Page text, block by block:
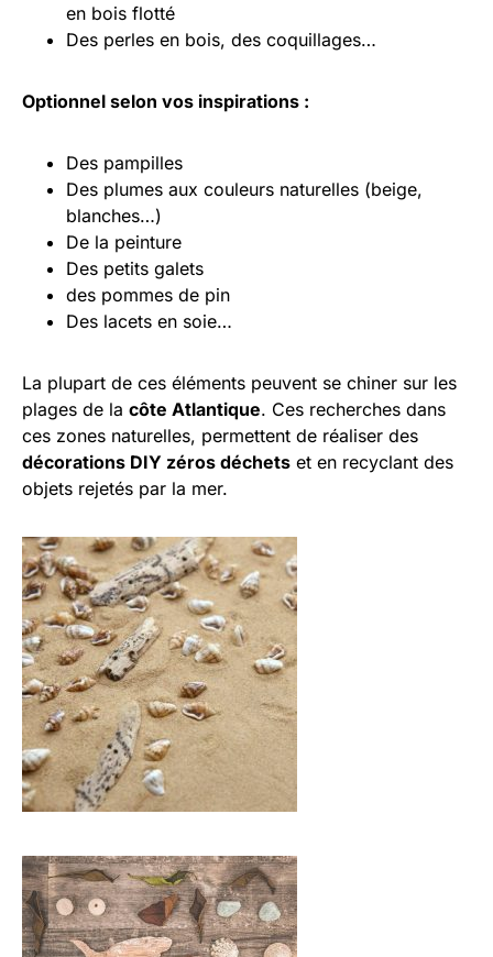
en bois flotté
Des perles en bois, des coquillages…
Optionnel selon vos inspirations :
Des pampilles
Des plumes aux couleurs naturelles (beige,
blanches…)
De la peinture
Des petits galets
des pommes de pin
Des lacets en soie…
La plupart de ces éléments peuvent se chiner sur les
plages de la côte Atlantique. Ces recherches dans
ces zones naturelles, permettent de réaliser des
décorations DIY zéros déchets et en recyclant des
objets rejetés par la mer.